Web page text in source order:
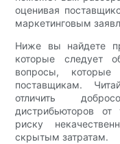
оценивая
маркетинговым
Ниже вы найдете
которые следует
вопросы, которые
поставщикам.
отличить
дистрибьюторов
риску
скрытым затратам.